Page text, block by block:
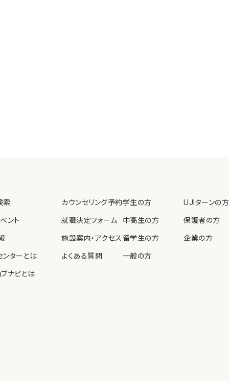
人情報保護法等の法令
索
ント
ンターとは
ナビとは
カウンセリング予約
就職決定フォーム
施設案内・アクセス
よくある質問
学生の方
中高生の方
留学生の方
一般の方
UJIターンの方
保護者の方
企業の方